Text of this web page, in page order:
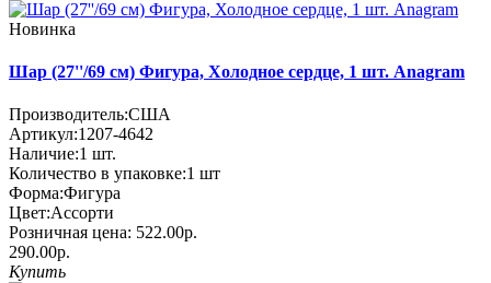
Новинка
Шар (27''/69 см) Фигура, Холодное сердце, 1 шт. Anagram
Производитель:США
Артикул:1207-4642
Наличие:1 шт.
Количество в упаковке:1 шт
Форма:Фигура
Цвет:Ассорти
Розничная цена: 522.00р.
290.00р.
Купить